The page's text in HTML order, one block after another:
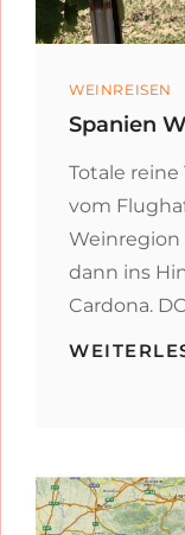
Categories
WEINREISEN
Spanien
Totale reine
vom
Weinregion
dann ins
Cardona.